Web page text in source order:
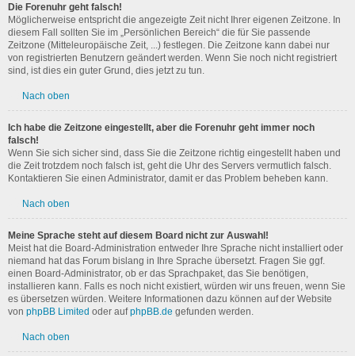
Die Forenuhr geht falsch!
Möglicherweise entspricht die angezeigte Zeit nicht Ihrer eigenen Zeitzone. In
diesem Fall sollten Sie im „Persönlichen Bereich“ die für Sie passende
Zeitzone (Mitteleuropäische Zeit, ...) festlegen. Die Zeitzone kann dabei nur
von registrierten Benutzern geändert werden. Wenn Sie noch nicht registriert
sind, ist dies ein guter Grund, dies jetzt zu tun.
Nach oben
Ich habe die Zeitzone eingestellt, aber die Forenuhr geht immer noch
falsch!
Wenn Sie sich sicher sind, dass Sie die Zeitzone richtig eingestellt haben und
die Zeit trotzdem noch falsch ist, geht die Uhr des Servers vermutlich falsch.
Kontaktieren Sie einen Administrator, damit er das Problem beheben kann.
Nach oben
Meine Sprache steht auf diesem Board nicht zur Auswahl!
Meist hat die Board-Administration entweder Ihre Sprache nicht installiert oder
niemand hat das Forum bislang in Ihre Sprache übersetzt. Fragen Sie ggf.
einen Board-Administrator, ob er das Sprachpaket, das Sie benötigen,
installieren kann. Falls es noch nicht existiert, würden wir uns freuen, wenn Sie
es übersetzen würden. Weitere Informationen dazu können auf der Website
von phpBB Limited oder aufphpBB.de gefunden werden.
Nach oben